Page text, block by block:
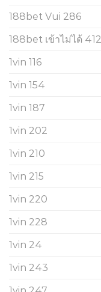
188bet Vui 286
188bet เข้าไม่ได้ 412
1vin 116
1vin 154
1vin 187
1vin 202
1vin 210
1vin 215
1vin 220
1vin 228
1vin 24
1vin 243